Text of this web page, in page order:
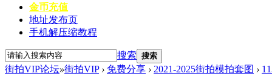
金币充值
地址发布页
手机解压缩教程
搜索 搜索
街拍VIP论坛»街拍VIP › 免费分享 › 2021-2025街拍模拍套图 ›